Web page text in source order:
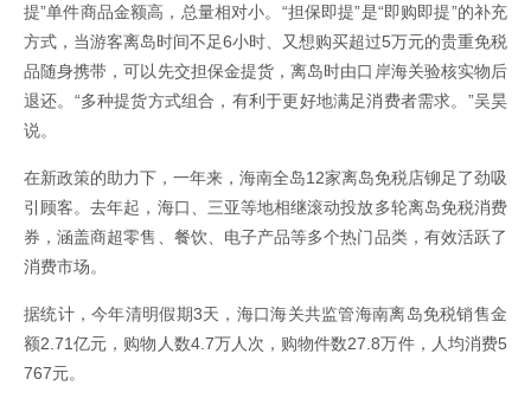
提”单件商品金额高，总量相对小。“担保即提”是“即购即提”的补充
方式，当游客离岛时间不足6小时、又想购买超过5万元的贵重免税
品随身携带，可以先交担保金提货，离岛时由口岸海关验核实物后
退还。“多种提货方式组合，有利于更好地满足消费者需求。”吴昊
说。
在新政策的助力下，一年来，海南全岛12家离岛免税店铆足了劲吸
引顾客。去年起，海口、三亚等地相继滚动投放多轮离岛免税消费
券，涵盖商超零售、餐饮、电子产品等多个热门品类，有效活跃了
消费市场。
据统计，今年清明假期3天，海口海关共监管海南离岛免税销售金
额2.71亿元，购物人数4.7万人次，购物件数27.8万件，人均消费5
767元。